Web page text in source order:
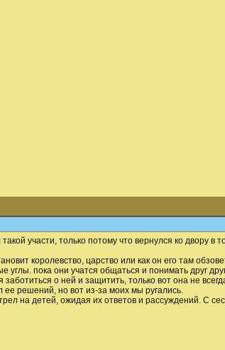
участи, только потому что вернулся ко двору в
королевство, царство или как он его там
пока они учатся общаться и понимать друг
о ней и защитить, только вот она не
решений, но вот из-за моих мы ругались.
на детей, ожидая их ответов и рассуждений. С